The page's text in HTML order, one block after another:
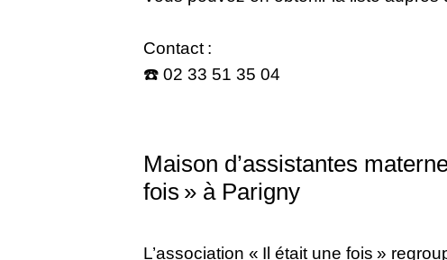
Contact :
☎️ 02 33 51 35 04
Maison d’assistantes
fois » à Parigny
L’association « Il était une fois »